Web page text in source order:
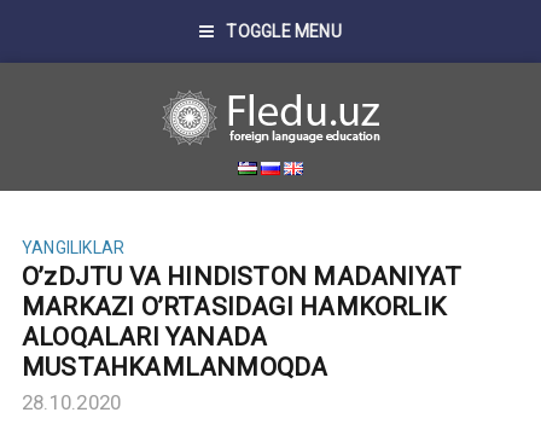
TOGGLE MENU
YANGILIKLAR
O’zDJTU VA HINDISTON MADANIYAT
MARKAZI O’RTASIDAGI HAMKORLIK
ALOQALARI YANADA
MUSTAHKAMLANMOQDA
28.10.2020